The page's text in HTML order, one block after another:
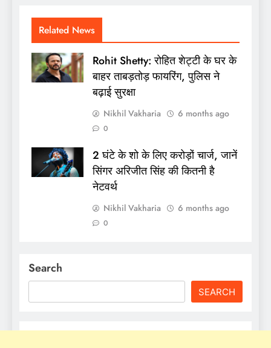
Related News
Rohit Shetty: रोहित शेट्टी के घर के
बाहर ताबड़तोड़ फायरिंग, पुलिस ने
बढ़ाई सुरक्षा
Nikhil Vakharia 6 months ago
0
2 घंटे के शो के लिए करोड़ों चार्ज, जानें
सिंगर अरिजीत सिंह की कितनी है
नेटवर्थ
Nikhil Vakharia 6 months ago
0
Search
SEARCH